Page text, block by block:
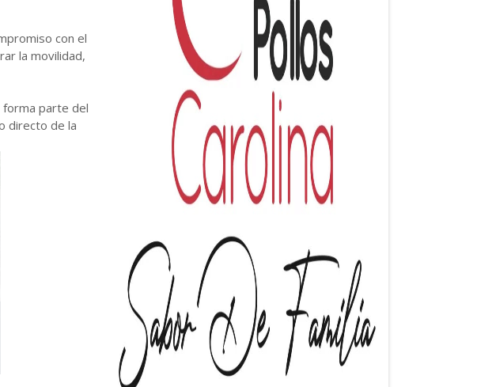
con el
la movilidad,
forma parte del
directo de la